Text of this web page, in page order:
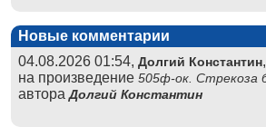
Новые комментарии
04.08.2026 01:54, Долгий Константин,
на произведение 505ф-ок. Стрекоза
автораДолгий Константин